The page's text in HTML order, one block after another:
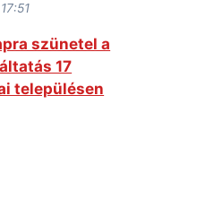
szünetel a
17
településen